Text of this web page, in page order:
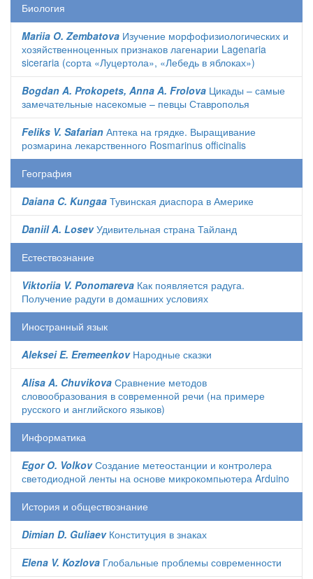
Биология
Mariia O. Zembatova Изучение морфофизиологических и
хозяйственноценных признаков лагенарии Lagenaria
siceraria (сорта «Луцертола», «Лебедь в яблоках»)
Bogdan A. Prokopets, Anna A. Frolova Цикады – самые
замечательные насекомые – певцы Ставрополья
Feliks V. Safarian Аптека на грядке. Выращивание
розмарина лекарственного Rosmarinus officinalis
География
Daiana C. Kungaa Тувинская диаспора в Америке
Daniil A. LosevУдивительная страна Тайланд
Естествознание
Viktoriia V. Ponomareva Как появляется радуга.
Получение радуги в домашних условиях
Иностранный язык
Aleksei E. EremeenkovНародные сказки
Alisa A. Chuvikova Сравнение методов
словообразования в современной речи (на примере
русского и английского языков)
Информатика
Egor O. VolkovСоздание метеостанции и контролера
светодиодной ленты на основе микрокомпьютера Arduino
История и обществознание
Dimian D. GuliaevКонституция в знаках
Elena V. Kozlova Глобальные проблемы современности